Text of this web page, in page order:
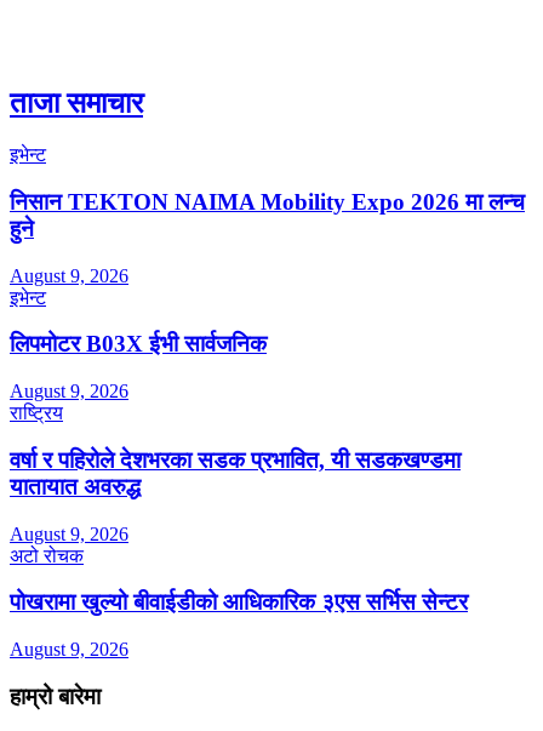
ताजा समाचार
इभेन्ट
निसान TEKTON NAIMA Mobility Expo 2026 मा लन्च
हुने
August 9, 2026
इभेन्ट
लिपमोटर B03X ईभी सार्वजनिक
August 9, 2026
राष्ट्रिय
वर्षा र पहिरोले देशभरका सडक प्रभावित, यी सडकखण्डमा
यातायात अवरुद्ध
August 9, 2026
अटो रोचक
पोखरामा खुल्यो बीवाईडीको आधिकारिक ३एस सर्भिस सेन्टर
August 9, 2026
हाम्रो बारेमा